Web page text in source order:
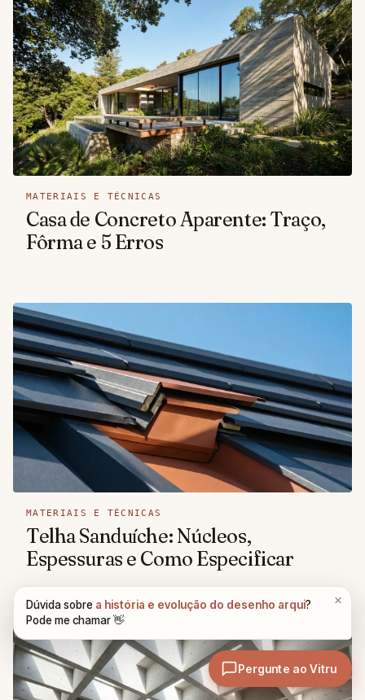
MATERIAIS E TÉCNICAS
Casa de Concreto Aparente: Traço,
Fôrma e 5 Erros
MATERIAIS E TÉCNICAS
Telha Sanduíche: Núcleos,
Espessuras e Como Especificar